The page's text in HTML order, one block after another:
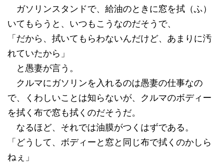
ガソリンスタンドで、給油のときに窓を拭（ふ）
いてもらうと、いつもこうなのだそうで、
「だから、拭いてもらわないんだけど、あまりに汚
れていたから」
と愚妻が言う。
クルマにガソリンを入れるのは愚妻の仕事なの
で、くわしいことは知らないが、クルマのボディー
を拭く布で窓も拭くのだそうだ。
なるほど、それでは油膜がつくはずである。
「どうして、ボディーと窓と同じ布で拭くのかしら
ねぇ」